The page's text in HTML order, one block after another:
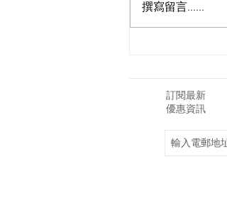
撰寫留言......
訂閱最新
優惠資訊